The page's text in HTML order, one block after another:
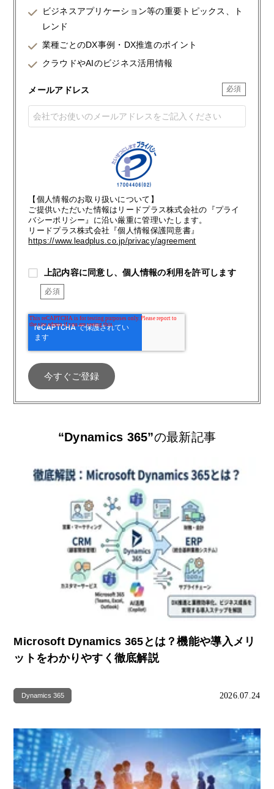
ビジネスアプリケーション等の重要トピックス、ト
レンド
業種ごとのDX事例・DX推進のポイント
クラウドやAIのビジネス活用情報
メールアドレス
【個人情報のお取り扱いについて】
ご提供いただいた情報はリードプラス株式会社の『プライ
バシーポリシー』に沿い厳重に管理いたします。
リードプラス株式会社『個人情報保護同意書』
https://www.leadplus.co.jp/privacy/agreement
上記内容に同意し、個人情報の利用を許可します
“Dynamics 365”の最新記事
Microsoft Dynamics 365とは？機能や導入メリ
ットをわかりやすく徹底解説
Dynamics 365 2026.07.24